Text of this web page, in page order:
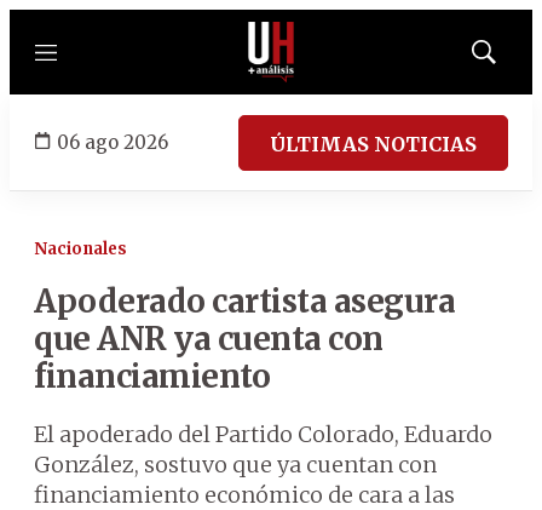
Menú
Mostrar
06 ago 2026 ÚLTIMAS NOTICIAS
Nacionales
Apoderado cartista asegura
que ANR ya cuenta con
financiamiento
El apoderado del Partido Colorado, Eduardo
González, sostuvo que ya cuentan con
financiamiento económico de cara a las